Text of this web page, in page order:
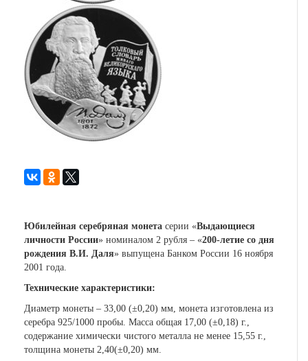
Юбилейная серебряная монета серии «Выдающиеся
личности России» номиналом 2 рубля – «200-летие со дня
рождения В.И. Даля» выпущена Банком России 16 ноября
2001 года.
Технические характеристики:
Диаметр монеты – 33,00 (±0,20) мм, монета изготовлена из
серебра 925/1000 пробы. Масса общая 17,00 (±0,18) г.,
содержание химически чистого металла не менее 15,55 г.,
толщина монеты 2,40(±0,20) мм.